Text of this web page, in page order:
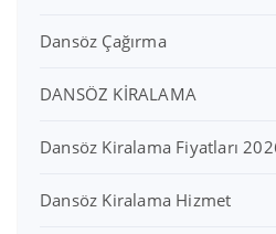
Dansöz Çağırma
DANSÖZ KİRALAMA
Dansöz Kiralama Fiyatları
Dansöz Kiralama Hizmet